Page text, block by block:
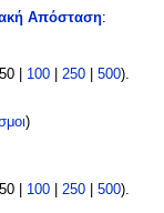
Απόσταση:
50| 100| 250| 500).
)
50| 100| 250| 500).